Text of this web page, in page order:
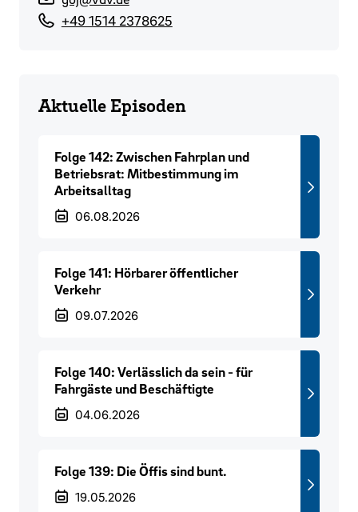
+49 1514 2378625
Aktuelle Episoden
Folge 142: Zwischen Fahrplan und
Betriebsrat: Mitbestimmung im
Arbeitsalltag
Veröffentlichungsdatum
06.08.2026
Folge 141: Hörbarer öffentlicher
Verkehr
Veröffentlichungsdatum
09.07.2026
Folge 140: Verlässlich da sein - für
Fahrgäste und Beschäftigte
Veröffentlichungsdatum
04.06.2026
Folge 139: Die Öffis sind bunt.
Veröffentlichungsdatum
19.05.2026